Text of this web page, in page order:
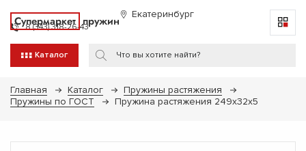
Супермаркет пружин Екатеринбург
8 (343) 318-26-43
Каталог
Главная Каталог
Пружины растяжения
Пружины по ГОСТ
Пружина растяжения 249х32х5